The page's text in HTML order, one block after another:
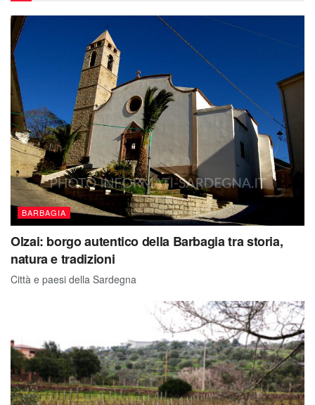
BARBAGIA
Olzai: borgo autentico della Barbagia tra storia,
natura e tradizioni
Città e paesi della Sardegna